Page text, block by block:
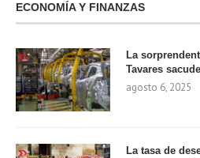
ECONOMÍA Y FINANZAS
La
Tavares
agosto 6, 2025
La tasa de